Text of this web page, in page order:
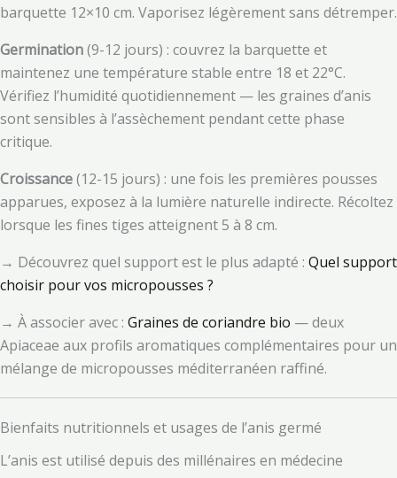
barquette 12×10 cm. Vaporisez légèrement sans détremper.
Germination(9-12 jours) : couvrez la barquette et
maintenez une température stable entre 18 et 22°C.
Vérifiez l’humidité quotidiennement — les graines d’anis
sont sensibles à l’assèchement pendant cette phase
critique.
Croissance(12-15 jours) : une fois les premières pousses
apparues, exposez à la lumière naturelle indirecte. Récoltez
lorsque les fines tiges atteignent 5 à 8 cm.
→ Découvrez quel support est le plus adapté : Quel support
choisir pour vos micropousses ?
→ À associer avec : Graines de coriandre bio — deux
Apiaceae aux profils aromatiques complémentaires pour un
mélange de micropousses méditerranéen raffiné.
Bienfaits nutritionnels et usages de l’anis germé
L’anis est utilisé depuis des millénaires en médecine